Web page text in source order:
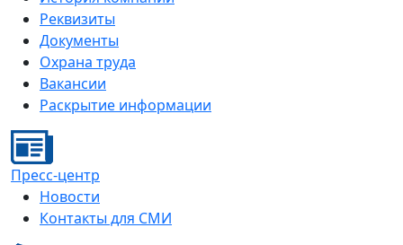
Реквизиты
Документы
Охрана труда
Вакансии
Раскрытие информации
Пресс-центр
Новости
Контакты для СМИ